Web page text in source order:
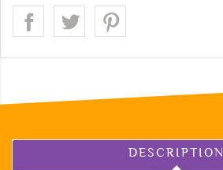
DESCRIPTION